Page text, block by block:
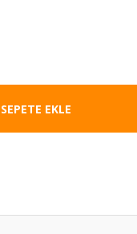
SEPETE EKLE